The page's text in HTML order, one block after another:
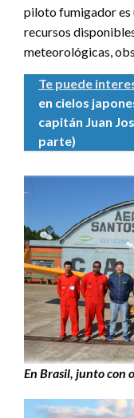
piloto fumigador es
recursos
meteorológicas,
Te puede
en cielos
capitán Juan
parte)
En Brasil, junto con